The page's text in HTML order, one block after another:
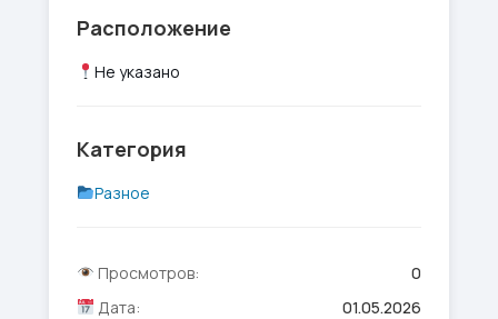
Расположение
Не указано
Категория
Разное
Просмотров:
0
Дата:
01.05.2026